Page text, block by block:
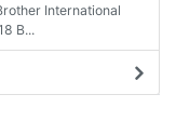
International
B...